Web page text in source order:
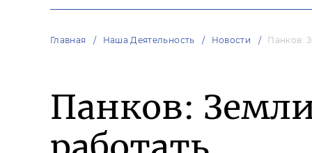
Главная Наша Деятельность Новости Панков:
Панков: